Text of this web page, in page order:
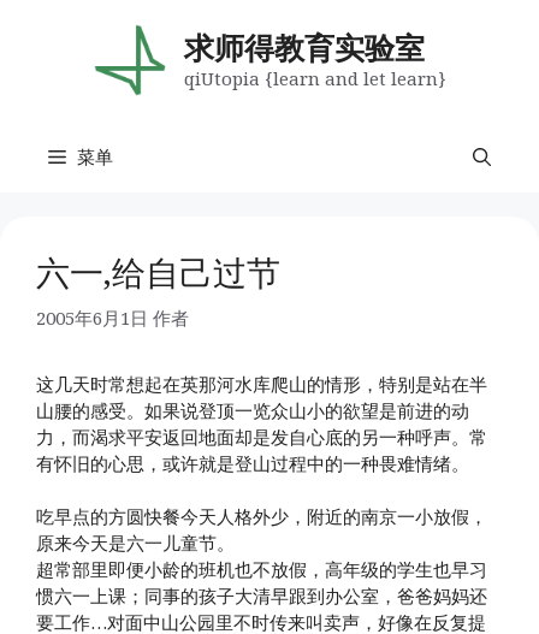
求师得教育实验室
qiUtopia {learn and let learn}
菜单
六一,给自己过节
2005年6月1日 作者
这几天时常想起在英那河水库爬山的情形，特别是站在半
山腰的感受。如果说登顶一览众山小的欲望是前进的动
力，而渴求平安返回地面却是发自心底的另一种呼声。常
有怀旧的心思，或许就是登山过程中的一种畏难情绪。
吃早点的方圆快餐今天人格外少，附近的南京一小放假，
原来今天是六一儿童节。
超常部里即便小龄的班机也不放假，高年级的学生也早习
惯六一上课；同事的孩子大清早跟到办公室，爸爸妈妈还
要工作…对面中山公园里不时传来叫卖声，好像在反复提